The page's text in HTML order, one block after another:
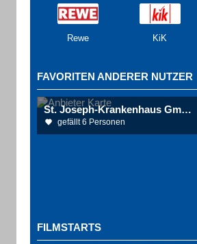
Rewe KiK
FAVORITEN ANDERER NUTZER
St. Joseph-Krankenhaus GmbH Prüm
gefällt 6 Personen
FILMSTARTS